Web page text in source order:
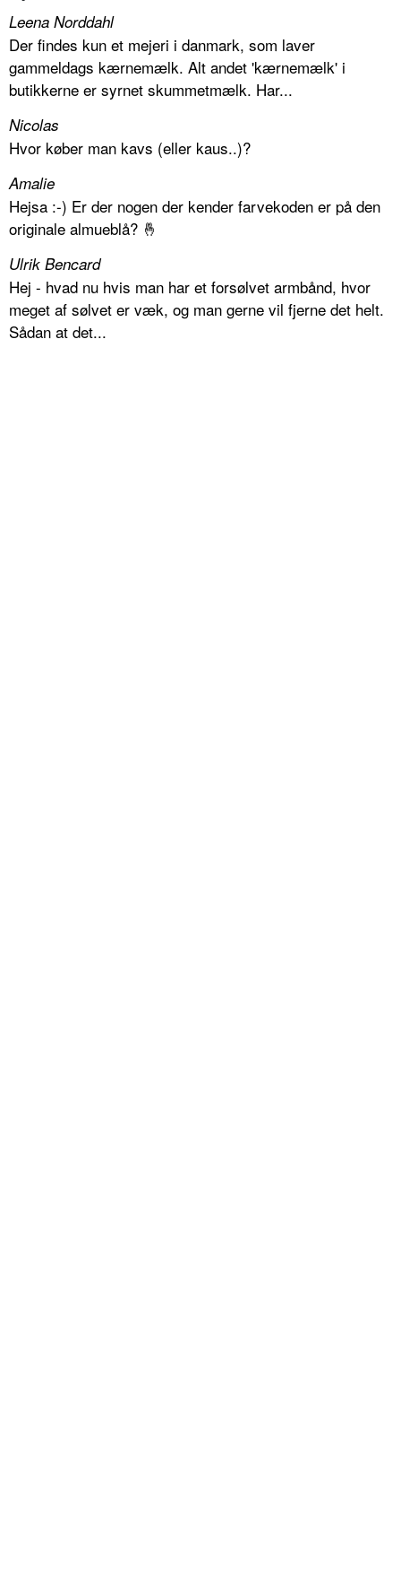
Leena Norddahl
Der findes kun et mejeri i danmark, som laver
gammeldags kærnemælk. Alt andet 'kærnemælk' i
butikkerne er syrnet skummetmælk. Har...
Nicolas
Hvor køber man kavs (eller kaus..)?
Amalie
Hejsa :-) Er der nogen der kender farvekoden er på den
originale almueblå? 🤞
Ulrik Bencard
Hej - hvad nu hvis man har et forsølvet armbånd, hvor
meget af sølvet er væk, og man gerne vil fjerne det helt.
Sådan at det...